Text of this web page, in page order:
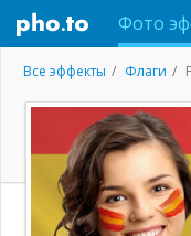
Фото
Все эффекты Флаги